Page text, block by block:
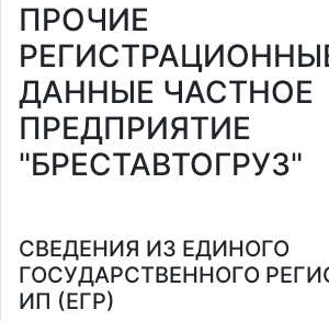
ПРОЧИЕ
ДАННЫЕ ЧАСТНОЕ
ПРЕДПРИЯТИЕ
"БРЕСТАВТОГРУЗ"
СВЕДЕНИЯ ИЗ ЕДИНОГО
ГОСУДАРСТВЕННОГО
ИП (ЕГР)